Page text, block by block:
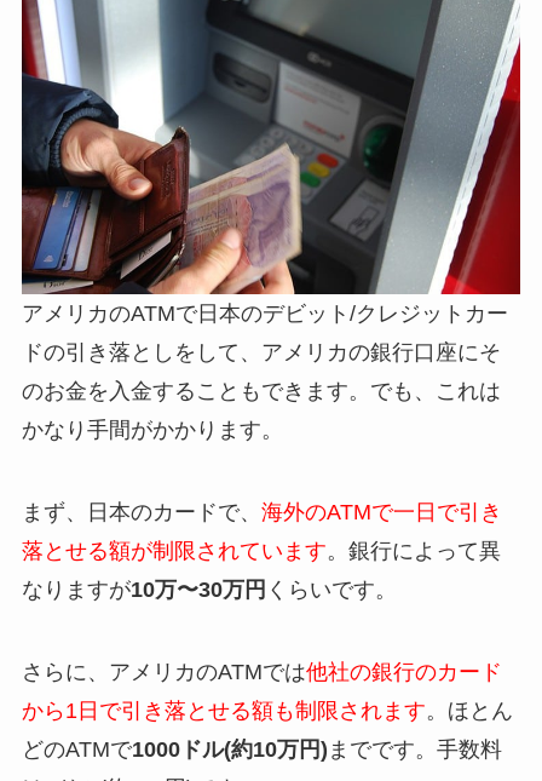
アメリカのATMで日本のデビット/クレジットカー
ドの引き落としをして、アメリカの銀行口座にそ
のお金を入金することもできます。でも、これは
かなり手間がかかります。
まず、日本のカードで、 海外のATMで一日で引き
落とせる額が制限されています。銀行によって異
なりますが10万〜30万円 くらいです。
さらに、アメリカのATMでは他社の銀行のカード
から1日で引き落とせる額も制限されます。ほとん
どのATMで1000ドル(約10万円) までです。手数料